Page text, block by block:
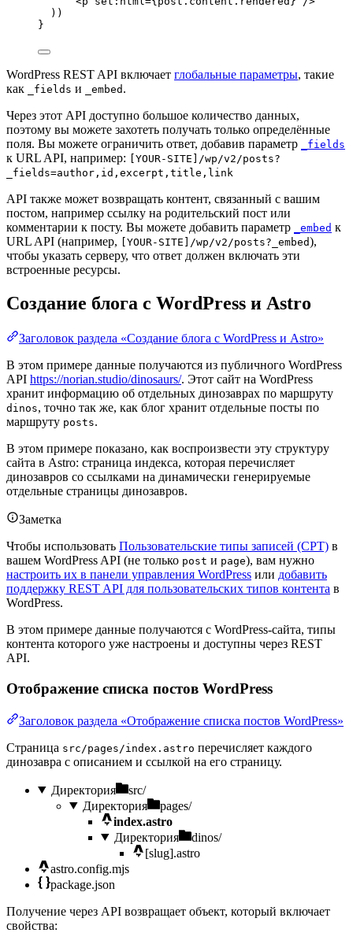
))
}
WordPress REST API включает глобальные параметры, такие
как
_fields и _embed .
Через этот API доступно большое количество данных,
поэтому вы можете захотеть получать только определённые
поля. Вы можете ограничить ответ, добавив параметр
_fields
к URL API, например:
[YOUR-SITE]/wp/v2/posts?
_fields=author,id,excerpt,title,link
API также может возвращать контент, связанный с вашим
постом, например ссылку на родительский пост или
комментарии к посту. Вы можете добавить параметр
_embed к
URL API (например,
[YOUR-SITE]/wp/v2/posts?_embed),
чтобы указать серверу, что ответ должен включать эти
встроенные ресурсы.
Создание блога с WordPress и Astro
Заголовок раздела «Создание блога с WordPress и Astro»
В этом примере данные получаются из публичного WordPress
API https://norian.studio/dinosaurs/. Этот сайт на WordPress
хранит информацию об отдельных динозаврах по маршруту
dinos, точно так же, как блог хранит отдельные посты по
маршруту posts.
В этом примере показано, как воспроизвести эту структуру
сайта в Astro: страница индекса, которая перечисляет
динозавров со ссылками на динамически генерируемые
отдельные страницы динозавров.
Заметка
Чтобы использовать Пользовательские типы записей (CPT) в
вашем WordPress API (не только post и page), вам нужно
настроить их в панели управления WordPress или добавить
поддержку REST API для пользовательских типов контента в
WordPress.
В этом примере данные получаются с WordPress-сайта, типы
контента которого уже настроены и доступны через REST
API.
Отображение списка постов WordPress
Заголовок раздела «Отображение списка постов WordPress»
Страница src/pages/index.astro перечисляет каждого
динозавра с описанием и ссылкой на его страницу.
Директория
src/
Директория
pages/
index.astro
Директория
dinos/
[slug].astro
astro.config.mjs
package.json
Получение через API возвращает объект, который включает
свойства: